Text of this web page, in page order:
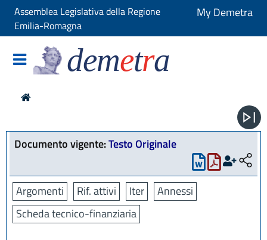
Assemblea Legislativa della Regione
Emilia-Romagna
My Demetra
demetra
Documento vigente:Testo Originale
Argomenti Rif. attivi Iter
Annessi
Scheda tecnico-finanziaria